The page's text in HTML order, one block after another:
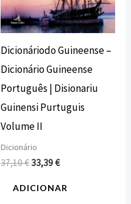
Dicionáriodo Guineense –
Dicionário Guineense
Português | Disionariu
Guinensi Purtuguis
Volume II
Dicionário
37,10€33,39€
ADICIONAR